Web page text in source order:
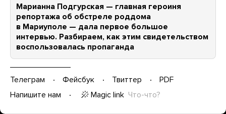
Марианна Подгурская — главная героиня
репортажа об обстреле роддома
в Мариуполе — дала первое большое
интервью. Разбираем, как этим свидетельством
воспользовалась пропаганда
Телеграм Фейсбук Твиттер
PDF
Напишите нам
Magic link Что-что?